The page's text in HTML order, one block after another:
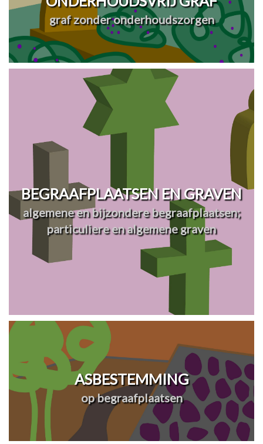
graf zonder onderhoudszorgen
BEGRAAFPLAATSEN EN GRAVEN
algemene en bijzondere begraafplaatsen;
particuliere en algemene graven
ASBESTEMMING
op begraafplaatsen